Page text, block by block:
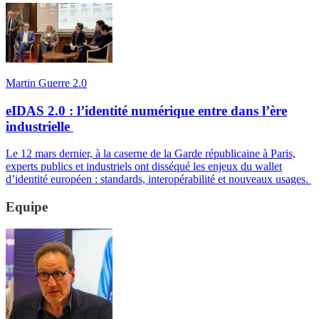
Martin Guerre 2.0
eIDAS 2.0 : l’identité numérique entre dans l’ère
industrielle
Le 12 mars dernier, à la caserne de la Garde républicaine à Paris,
experts publics et industriels ont disséqué les enjeux du wallet
d’identité européen : standards, interopérabilité et nouveaux usages.
Equipe